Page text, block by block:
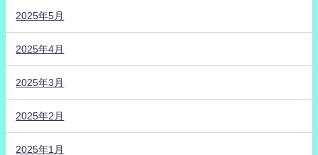
2025年5月
2025年4月
2025年3月
2025年2月
2025年1月